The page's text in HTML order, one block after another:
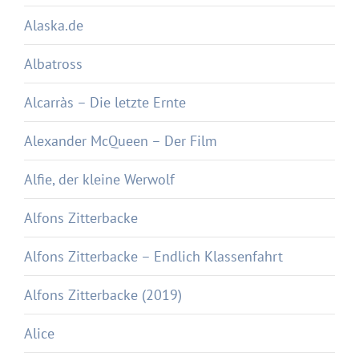
Alaska.de
Albatross
Alcarràs – Die letzte Ernte
Alexander McQueen – Der Film
Alfie, der kleine Werwolf
Alfons Zitterbacke
Alfons Zitterbacke – Endlich Klassenfahrt
Alfons Zitterbacke (2019)
Alice